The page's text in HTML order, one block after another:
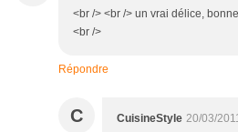
<br /> <br /> un vrai délice,
<br />
Répondre
C CuisineStyle 20/03/